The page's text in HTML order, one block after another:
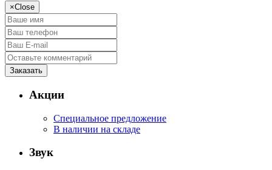
×Close
Акции
Специальное предложение
В наличии на складе
Звук